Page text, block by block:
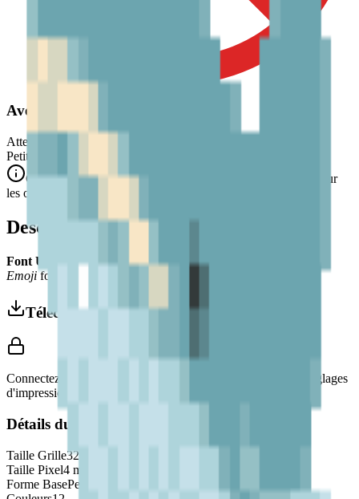
Avertissement de Sécurité
Attention. Ne convient pas aux enfants de moins de 3 ans.
Petits éléments. Danger d'étouffement.
Conforme aux normes de sécurité CE/NF (NF EN 71-1) pour
les objets de petite taille.
Description
Font Used: This design is inspired by the iconic
Emojifont style, adapted into high-quality pixel art.
Télécharger 3MF
Connectez-vous pour télécharger ce modèle et accéder aux réglages
d'impression.
Détails du Modèle
Taille Grille32
Taille Pixel4 mm
Forme BasePersonnalisé